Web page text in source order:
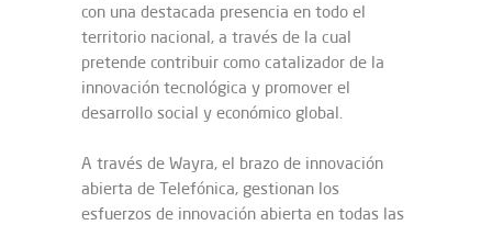
con una destacada presencia en todo el
territorio nacional, a través de la cual
pretende contribuir como catalizador de la
innovación tecnológica y promover el
desarrollo social y económico global.
A través de Wayra, el brazo de innovación
abierta de Telefónica, gestionan los
esfuerzos de innovación abierta en todas las